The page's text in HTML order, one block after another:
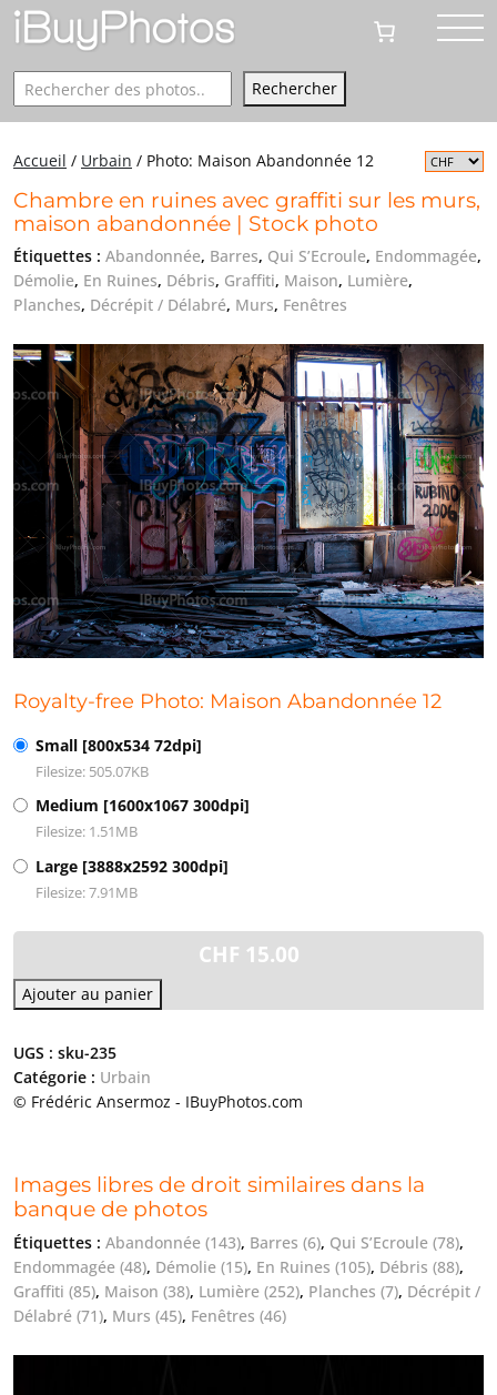
Rechercher Rechercher
Accueil / Urbain / Photo: Maison Abandonnée 12
Chambre en ruines avec graffiti sur les murs,
maison abandonnée | Stock photo
Étiquettes : Abandonnée, Barres, Qui S’Ecroule, Endommagée,
Démolie, En Ruines, Débris, Graffiti, Maison, Lumière,
Planches, Décrépit / Délabré, Murs, Fenêtres
Royalty-free Photo: Maison Abandonnée 12
Small [800x534 72dpi]
Filesize: 505.07KB
Medium [1600x1067 300dpi]
Filesize: 1.51MB
Large [3888x2592 300dpi]
Filesize: 7.91MB
CHF 15.00
Ajouter au panier
UGS : sku-235
Catégorie : Urbain
© Frédéric Ansermoz - IBuyPhotos.com
Images libres de droit similaires dans la
banque de photos
Étiquettes : Abandonnée (143), Barres (6), Qui S’Ecroule (78),
Endommagée (48), Démolie (15), En Ruines (105), Débris (88),
Graffiti (85), Maison (38), Lumière (252), Planches (7), Décrépit /
Délabré (71), Murs (45), Fenêtres (46)